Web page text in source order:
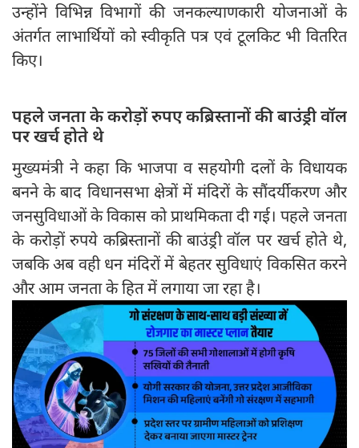
उन्होंने विभिन्न विभागों की जनकल्याणकारी योजनाओं के
अंतर्गत लाभार्थियों को स्वीकृति पत्र एवं टूलकिट भी वितरित
किए।
पहले जनता के करोड़ों रुपए कब्रिस्तानों की बाउंड्री वॉल
पर खर्च होते थे
मुख्यमंत्री ने कहा कि भाजपा व सहयोगी दलों के विधायक
बनने के बाद विधानसभा क्षेत्रों में मंदिरों के सौंदर्यीकरण और
जनसुविधाओं के विकास को प्राथमिकता दी गई। पहले जनता
के करोड़ों रुपये कब्रिस्तानों की बाउंड्री वॉल पर खर्च होते थे,
जबकि अब वही धन मंदिरों में बेहतर सुविधाएं विकसित करने
और आम जनता के हित में लगाया जा रहा है।